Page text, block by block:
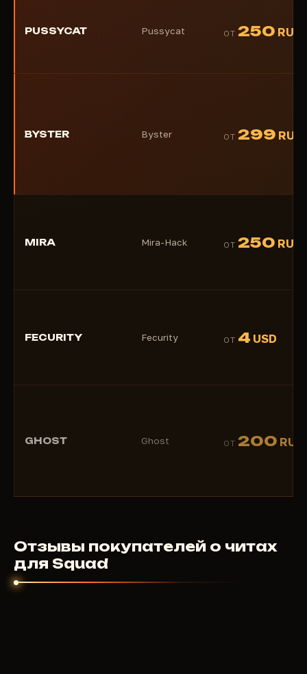
PUSSYCAT Pussycat ОТ 250 RUB
BYSTER Byster ОТ 299 RUB
MIRA Mira-Hack ОТ 250 RUB
FECURITY Fecurity ОТ 4 USD
GHOST Ghost ОТ 200 RUB
Отзывы покупателей о читах
для Squad